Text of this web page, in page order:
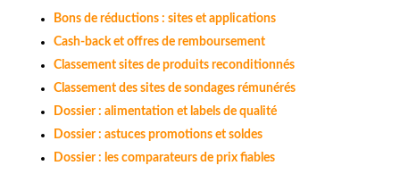
Bons de réductions : sites et applications
Cash-back et offres de remboursement
Classement sites de produits reconditionnés
Classement des sites de sondages rémunérés
Dossier : alimentation et labels de qualité
Dossier : astuces promotions et soldes
Dossier : les comparateurs de prix fiables